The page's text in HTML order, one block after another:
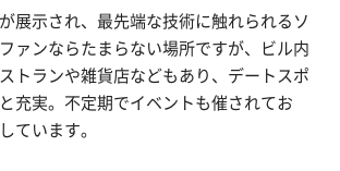
展示され、最先端な技術に触れられるソ
ァンならたまらない場所ですが、ビル内
トランや雑貨店などもあり、デートスポ
充実。不定期でイベントも催されてお
ています。